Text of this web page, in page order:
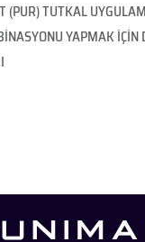
(PUR) TUTKAL
YAPMAK İÇİN